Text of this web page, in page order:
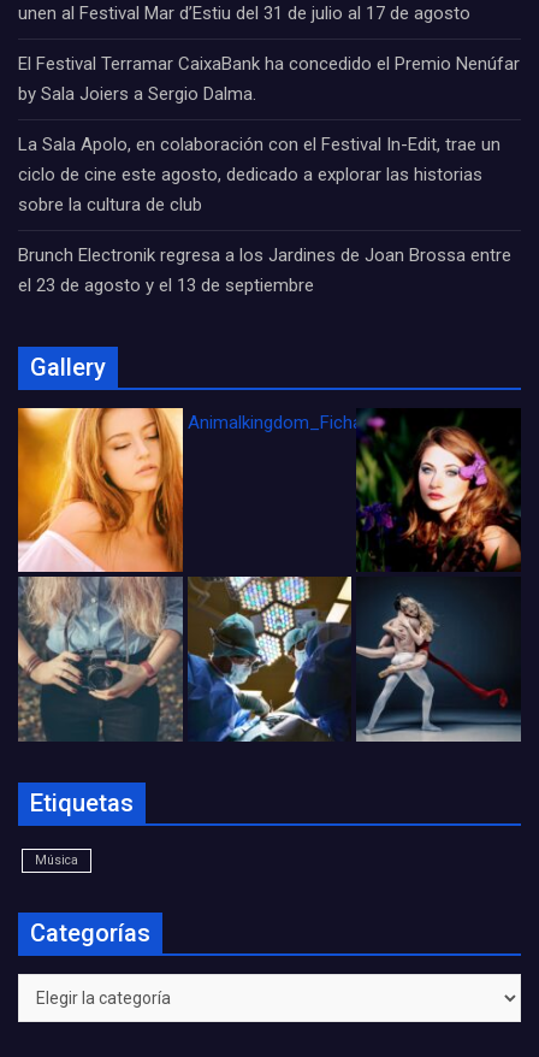
unen al Festival Mar d’Estiu del 31 de julio al 17 de agosto
El Festival Terramar CaixaBank ha concedido el Premio Nenúfar
by Sala Joiers a Sergio Dalma.
La Sala Apolo, en colaboración con el Festival In-Edit, trae un
ciclo de cine este agosto, dedicado a explorar las historias
sobre la cultura de club
Brunch Electronik regresa a los Jardines de Joan Brossa entre
el 23 de agosto y el 13 de septiembre
Gallery
Animalkingdom_FichaCine
Etiquetas
Música
Categorías
Categorías